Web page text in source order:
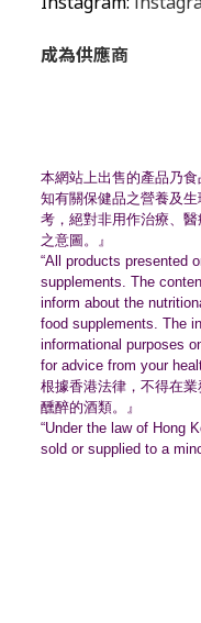
成為供應商
本網站上出售的產品乃食
知有關保健品之營養及生
考，絕對非用作治療、 醫
之意圖。』
“All products presented
supplements. The
inform about the
food supplements. The
informational purposes
for advice from your
根據香港法律，不得在業
醺醉的酒類。』
“Under the law of Hong
sold or supplied to a